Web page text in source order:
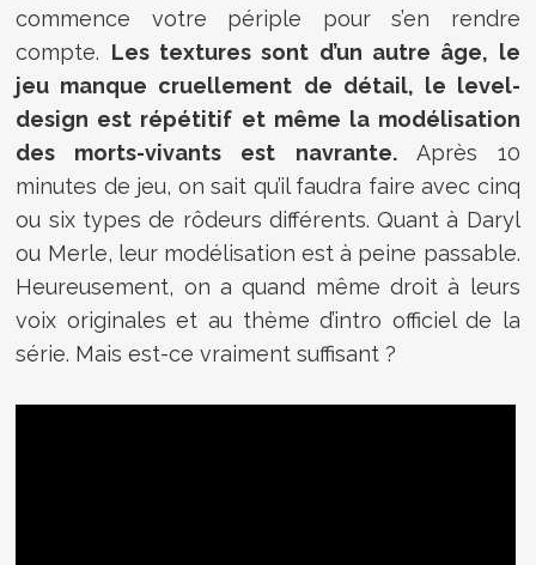
commence votre périple pour s’en rendre
compte. Les textures sont d’un autre âge, le
jeu manque cruellement de détail, le level-
design est répétitif et même la modélisation
des morts-vivants est navrante.Après 10
minutes de jeu, on sait qu’il faudra faire avec cinq
ou six types de rôdeurs différents. Quant à Daryl
ou Merle, leur modélisation est à peine passable.
Heureusement, on a quand même droit à leurs
voix originales et au thème d’intro officiel de la
série. Mais est-ce vraiment suffisant ?